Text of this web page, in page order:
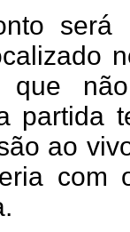
será
que
partida
ao
com